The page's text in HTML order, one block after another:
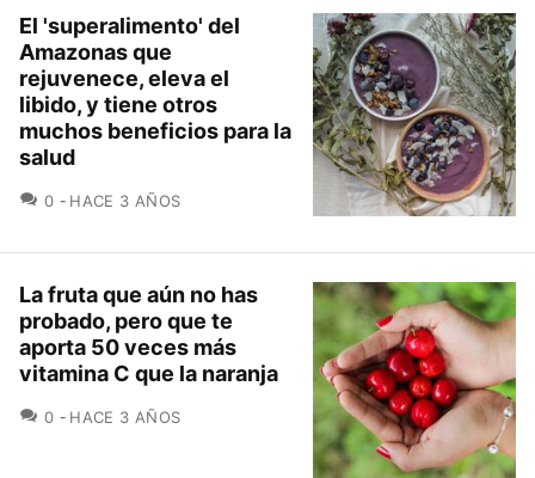
El 'superalimento' del
Amazonas que
rejuvenece, eleva el
libido, y tiene otros
muchos beneficios para la
salud
0 COMENTARIOS
HACE 3 AÑOS
La fruta que aún no has
probado, pero que te
aporta 50 veces más
vitamina C que la naranja
0 COMENTARIOS
HACE 3 AÑOS